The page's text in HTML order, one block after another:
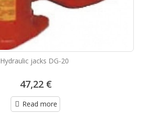
Hydraulic jacks DG-20
47,22 €
Read more